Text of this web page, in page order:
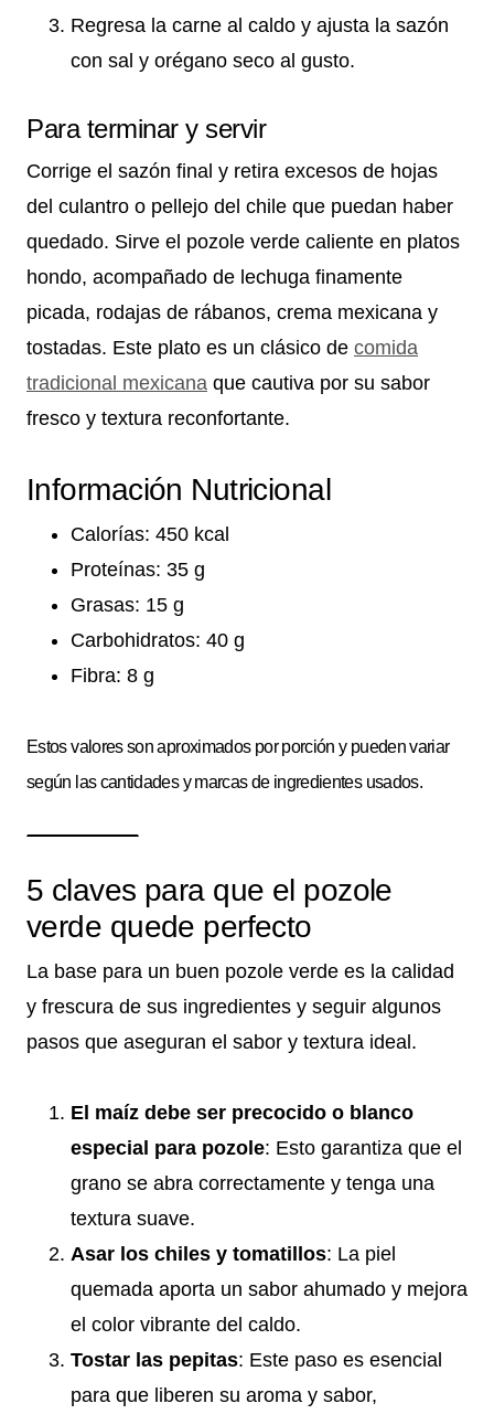
Regresa la carne al caldo y ajusta la sazón
con sal y orégano seco al gusto.
Para terminar y servir
Corrige el sazón final y retira excesos de hojas
del culantro o pellejo del chile que puedan haber
quedado. Sirve el pozole verde caliente en platos
hondo, acompañado de lechuga finamente
picada, rodajas de rábanos, crema mexicana y
tostadas. Este plato es un clásico de comida
tradicional mexicana que cautiva por su sabor
fresco y textura reconfortante.
Información Nutricional
Calorías: 450 kcal
Proteínas: 35 g
Grasas: 15 g
Carbohidratos: 40 g
Fibra: 8 g
Estos valores son aproximados por porción y pueden variar
según las cantidades y marcas de ingredientes usados.
5 claves para que el pozole
verde quede perfecto
La base para un buen pozole verde es la calidad
y frescura de sus ingredientes y seguir algunos
pasos que aseguran el sabor y textura ideal.
El maíz debe ser precocido o blanco
especial para pozole: Esto garantiza que el
grano se abra correctamente y tenga una
textura suave.
Asar los chiles y tomatillos: La piel
quemada aporta un sabor ahumado y mejora
el color vibrante del caldo.
Tostar las pepitas: Este paso es esencial
para que liberen su aroma y sabor,